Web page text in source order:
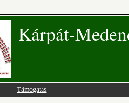
Kárpát-
Támogatás